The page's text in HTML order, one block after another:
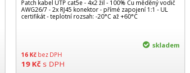
Patch kabel UTP cat5e - 4x2 žil - 100% Cu měděný vodič
AWG26/7 - 2x RJ45 konektor - přímé zapojení 1:1 - UL
certifikát - teplotní rozsah: -20°C až +60°C
16 Kč bez DPH
19 Kč s DPH
skladem